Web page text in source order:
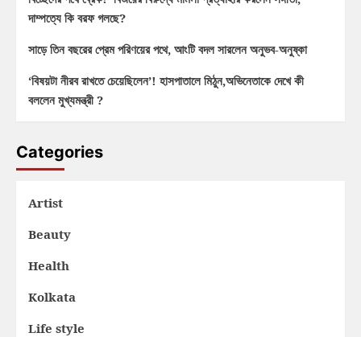
দাম্পত্যে কি বরফ গলছে?
সাড়ে তিন বছরের প্রেম পরিণয়ের পথে, আংটি বদল সারলেন অনুভব-অনুষ্কা
‘বিষয়টা নীরব রাখতে চেয়েছিলেন’! হাসপাতালে মিঠুন,অভিনেতাকে দেখে কী
বললেন মুখ্যমন্ত্রী ?
Categories
Artist
Beauty
Health
Kolkata
Life style